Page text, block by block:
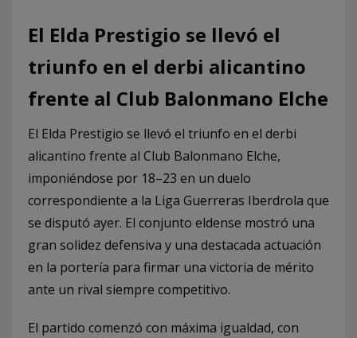
El Elda Prestigio se llevó el
triunfo en el derbi alicantino
frente al Club Balonmano Elche
El Elda Prestigio se llevó el triunfo en el derbi
alicantino frente al Club Balonmano Elche,
imponiéndose por 18–23 en un duelo
correspondiente a la Liga Guerreras Iberdrola que
se disputó ayer. El conjunto eldense mostró una
gran solidez defensiva y una destacada actuación
en la portería para firmar una victoria de mérito
ante un rival siempre competitivo.
El partido comenzó con máxima igualdad, con